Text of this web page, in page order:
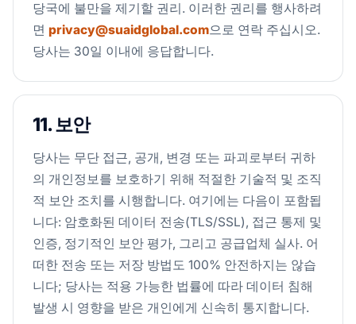
당국에 불만을 제기할 권리. 이러한 권리를 행사하려
면 privacy@suaidglobal.com으로 연락 주십시오.
당사는 30일 이내에 응답합니다.
11. 보안
당사는 무단 접근, 공개, 변경 또는 파괴로부터 귀하
의 개인정보를 보호하기 위해 적절한 기술적 및 조직
적 보안 조치를 시행합니다. 여기에는 다음이 포함됩
니다: 암호화된 데이터 전송(TLS/SSL), 접근 통제 및
인증, 정기적인 보안 평가, 그리고 공급업체 실사. 어
떠한 전송 또는 저장 방법도 100% 안전하지는 않습
니다; 당사는 적용 가능한 법률에 따라 데이터 침해
발생 시 영향을 받은 개인에게 신속히 통지합니다.